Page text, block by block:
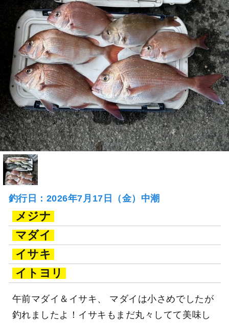
釣行日：2026年7月17日（金）中潮
メジナ
マダイ
イサキ
イトヨリ
午前マダイ＆イサキ、 マダイは小さめでしたが
釣れましたよ！イサキもまだ丸々してて美味し